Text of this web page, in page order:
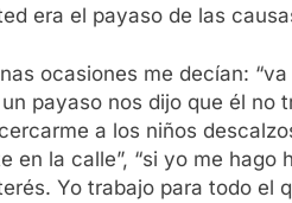
era el payaso de las
ocasiones me decían: “va
payaso nos dijo que él no
a los niños
en la calle”, “si yo me
Yo trabajo para todo el